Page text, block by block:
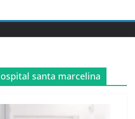
santa marcelina